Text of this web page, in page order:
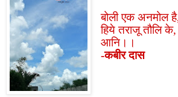
बोली एक अनमोल है
हिये तराजू तौलि के
आनि।।
-कबीर दास